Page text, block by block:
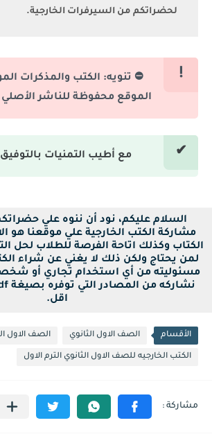
لحضراتكم من السيرفرات الخارجية.
⛔ تنويه: الكتب والمذكرات
الموقع محفوظة للناشر الأصلي
مع أطيب التمنيات بالتوفيق
السلام عليكم، نود أن ننوه علي
مشاركة الكتب الخارجية علي موقعنا هو
الكتاب وكذلك اتاحة الفرصة للطلاب لحل
لمن يحتاج ولكن ذلك لا يغني عن شراء
مسئوليته من أي استخدام تجاري أو
اقل.
الأقسام الصف الاول الثانوي الصف الاول
الكتب الخارجيه للصف الاول الثانوي الترم الاول